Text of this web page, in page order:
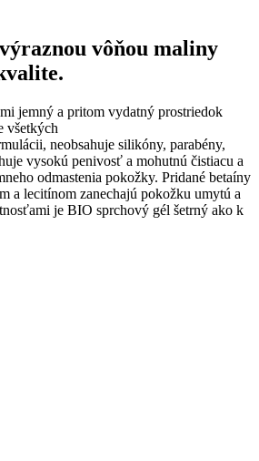
vôňou maliny
jemný a pritom vydatný prostriedok
všetkých
neobsahuje silikóny, parabény,
vysokú penivosť a mohutnú čistiacu a
odmastenia pokožky. Pridané betaíny
a lecitínom zanechajú pokožku umytú a
je BIO sprchový gél šetrný ako k